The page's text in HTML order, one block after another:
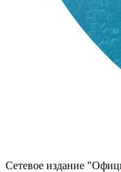
Сетевое издание